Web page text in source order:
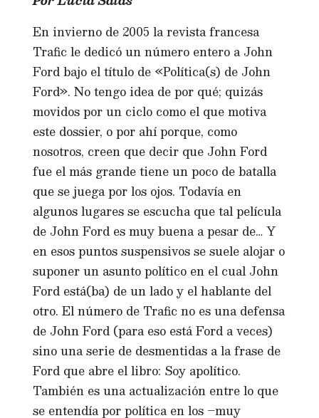
En invierno de 2005 la revista francesa
Trafic le dedicó un número entero a John
Ford bajo el título de «Política(s) de John
Ford». No tengo idea de por qué; quizás
movidos por un ciclo como el que motiva
este dossier, o por ahí porque, como
nosotros, creen que decir que John Ford
fue el más grande tiene un poco de batalla
que se juega por los ojos. Todavía en
algunos lugares se escucha que tal película
de John Ford es muy buena a pesar de… Y
en esos puntos suspensivos se suele alojar o
suponer un asunto político en el cual John
Ford está(ba) de un lado y el hablante del
otro. El número de Trafic no es una defensa
de John Ford (para eso está Ford a veces)
sino una serie de desmentidas a la frase de
Ford que abre el libro: Soy apolítico.
También es una actualización entre lo que
se entendía por política en los –muy